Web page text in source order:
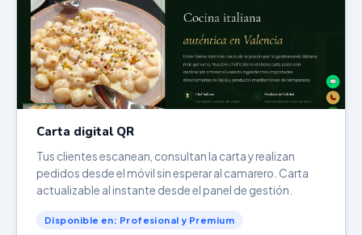
Carta digital QR
Tus clientes escanean, consultan la carta y realizan
pedidos desde el móvil sin esperar al camarero. Carta
actualizable al instante desde el panel de gestión.
Disponible en: Profesional y Premium